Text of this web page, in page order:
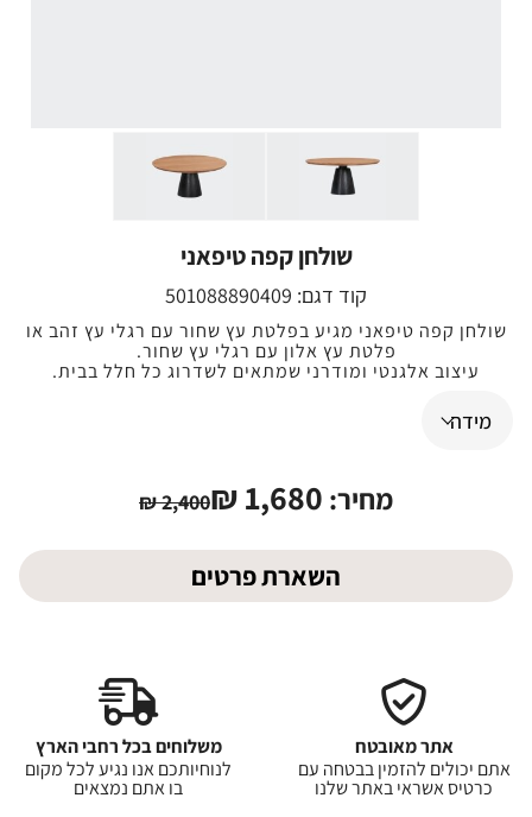
שולחן קפה טיפאני
קוד דגם: 501088890409
שולחן קפה טיפאני מגיע בפלטת עץ שחור עם רגלי עץ זהב או
פלטת עץ אלון עם רגלי עץ שחור.
עיצוב אלגנטי ומודרני שמתאים לשדרוג כל חלל בבית.
מחיר: 1,680
₪
2,400
₪
השארת פרטים
אתר מאובטח
אתם יכולים להזמין בבטחה עם
כרטיס אשראי באתר שלנו
משלוחים בכל רחבי הארץ
לנוחיותכם אנו נגיע לכל מקום
בו אתם נמצאים